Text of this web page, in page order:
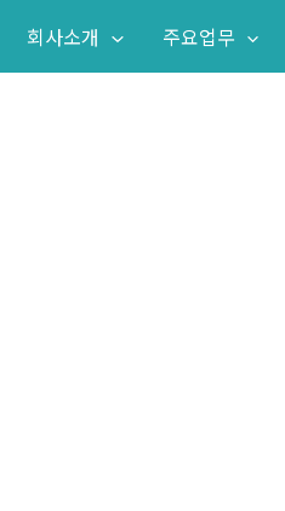
회사소개 주요업무